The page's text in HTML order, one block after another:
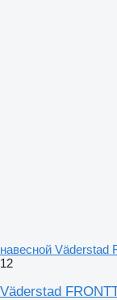
навесной Väderstad
12
Väderstad